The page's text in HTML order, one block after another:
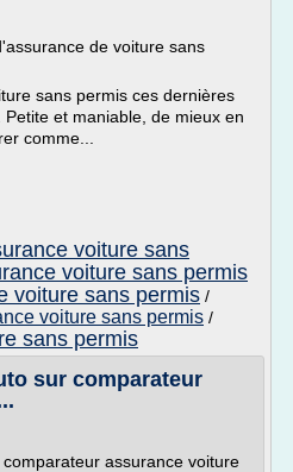
de voiture sans
sans permis ces dernières
et maniable, de mieux en
comme...
voiture sans
voiture sans permis
voiture sans permis /
voiture sans permis /
sans permis
sur comparateur
assurance voiture